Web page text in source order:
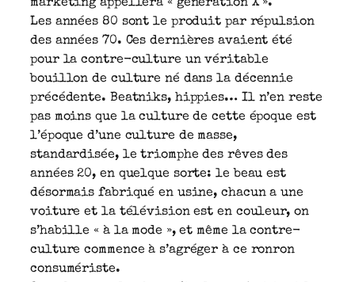
marketing appellera « génération X ».
Les années 80 sont le produit par répulsion
des années 70. Ces dernières avaient été
pour la contre-culture un véritable
bouillon de culture né dans la décennie
précédente. Beatniks, hippies… Il n’en reste
pas moins que la culture de cette époque est
l’époque d’une culture de masse,
standardisée, le triomphe des rêves des
années 20, en quelque sorte: le beau est
désormais fabriqué en usine, chacun a une
voiture et la télévision est en couleur, on
s’habille « à la mode », et même la contre-
culture commence à s’agréger à ce ronron
consumériste.